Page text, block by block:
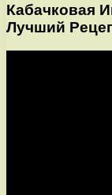
Кабачковая
Лучший